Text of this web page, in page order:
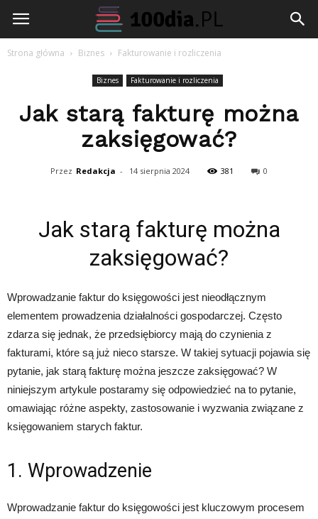
100dia.pl
Strona główna Biznes Fakturowanie i rozliczenia
Biznes Fakturowanie i rozliczenia
Jak starą fakturę można
zaksięgować?
Przez Redakcja - 14 sierpnia 2024 381 0
Jak starą fakturę można
zaksięgować?
Wprowadzanie faktur do księgowości jest nieodłącznym
elementem prowadzenia działalności gospodarczej. Często
zdarza się jednak, że przedsiębiorcy mają do czynienia z
fakturami, które są już nieco starsze. W takiej sytuacji pojawia się
pytanie, jak starą fakturę można jeszcze zaksięgować? W
niniejszym artykule postaramy się odpowiedzieć na to pytanie,
omawiając różne aspekty, zastosowanie i wyzwania związane z
księgowaniem starych faktur.
1. Wprowadzenie
Wprowadzanie faktur do księgowości jest kluczowym procesem